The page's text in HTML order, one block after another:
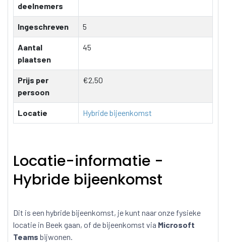
deelnemers
Ingeschreven 5
Aantal
plaatsen
45
Prijs per
persoon
€2,50
Locatie Hybride bijeenkomst
Locatie-informatie -
Hybride bijeenkomst
Dit is een hybride bijeenkomst, je kunt naar onze fysieke
locatie in Beek gaan, of de bijeenkomst via Microsoft
Teams bijwonen.